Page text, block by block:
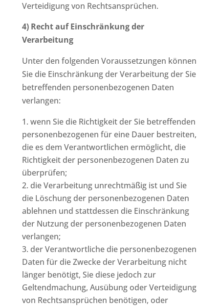
Verteidigung von Rechtsansprüchen.
4) Recht auf Einschränkung der
Verarbeitung
Unter den folgenden Voraussetzungen können
Sie die Einschränkung der Verarbeitung der Sie
betreffenden personenbezogenen Daten
verlangen:
wenn Sie die Richtigkeit der Sie betreffenden
personenbezogenen für eine Dauer bestreiten,
die es dem Verantwortlichen ermöglicht, die
Richtigkeit der personenbezogenen Daten zu
überprüfen;
die Verarbeitung unrechtmäßig ist und Sie
die Löschung der personenbezogenen Daten
ablehnen und stattdessen die Einschränkung
der Nutzung der personenbezogenen Daten
verlangen;
der Verantwortliche die personenbezogenen
Daten für die Zwecke der Verarbeitung nicht
länger benötigt, Sie diese jedoch zur
Geltendmachung, Ausübung oder Verteidigung
von Rechtsansprüchen benötigen, oder